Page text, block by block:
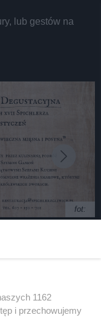
lub gestów na
fot:
1162
i przechowujemy